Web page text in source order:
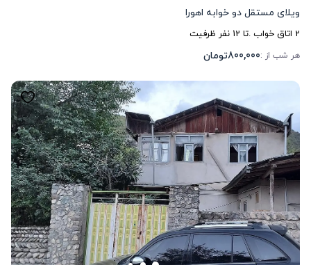
ویلای مستقل دو خوابه اهورا
2 اتاق خواب .تا 12 نفر ظرفیت
هر شب از :800,000تومان